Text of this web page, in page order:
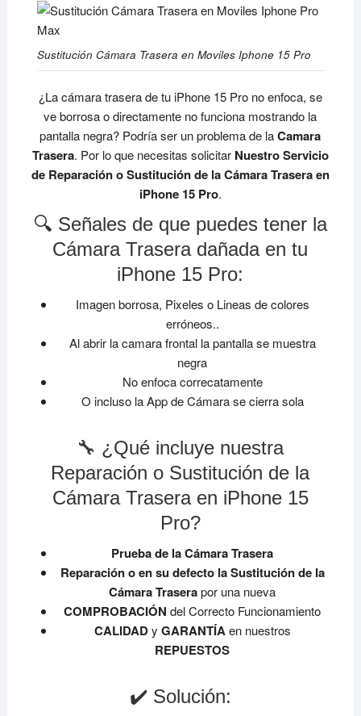
Sustitución Cámara Trasera en Moviles Iphone 15 Pro
¿La cámara trasera de tu iPhone 15 Pro no enfoca, se
ve borrosa o directamente no funciona mostrando la
pantalla negra? Podría ser un problema de laCamara
Trasera. Por lo que necesitas solicitar Nuestro Servicio
de Reparación o Sustitución de la Cámara Trasera en
iPhone 15 Pro.
🔍 Señales de que puedes tener la
Cámara Trasera dañada en tu
iPhone 15 Pro:
Imagen borrosa, Pixeles o Lineas de colores
erróneos..
Al abrir la camara frontal la pantalla se muestra
negra
No enfoca correcatamente
O incluso la App de Cámara se cierra sola
🔧 ¿Qué incluye nuestra
Reparación o Sustitución de la
Cámara Trasera en iPhone 15
Pro?
Prueba de la Cámara Trasera
Reparación o en su defecto la Sustitución de la
Cámara Traserapor una nueva
COMPROBACIÓNdel Correcto Funcionamiento
CALIDADy GARANTÍAen nuestros
REPUESTOS
✔️ Solución: